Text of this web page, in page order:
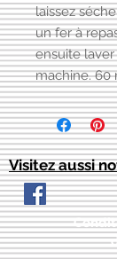
laissez
un fer à
ensuite laver
machine. 60
Visitez aussi